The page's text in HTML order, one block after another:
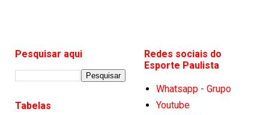
Pesquisar aqui
Tabelas
Redes sociais do
Esporte Paulista
Whatsapp - Grupo
Youtube